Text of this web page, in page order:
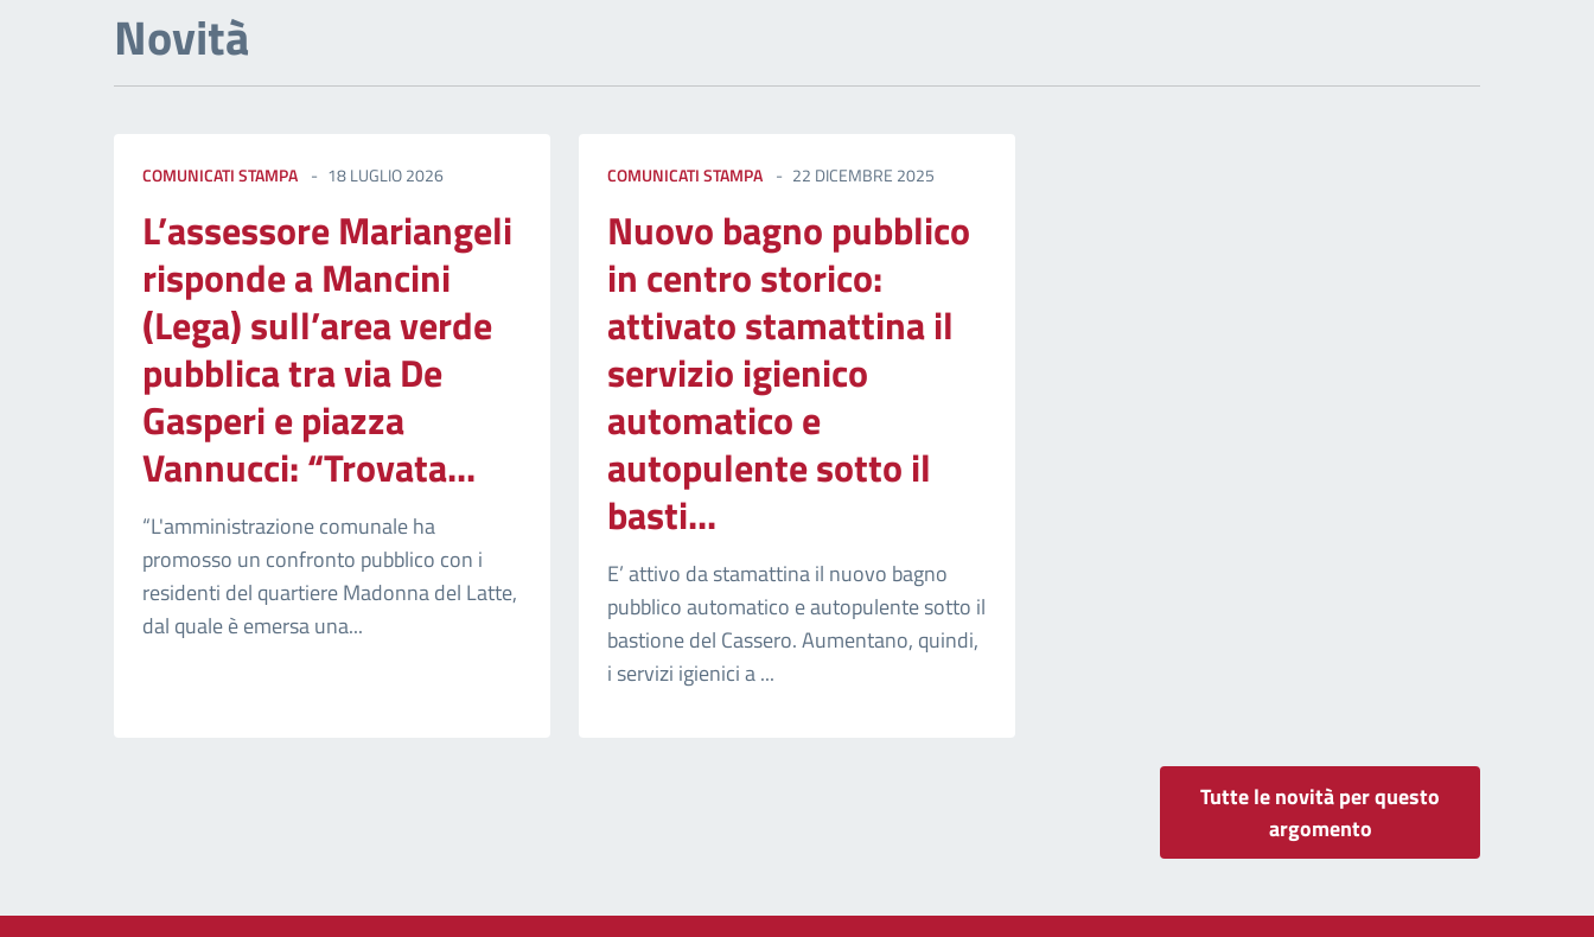
Novità
COMUNICATI STAMPA 18 LUGLIO 2026
L’assessore Mariangeli
risponde a Mancini
(Lega) sull’area verde
pubblica tra via De
Gasperi e piazza
Vannucci: “Trovata...
“L'amministrazione comunale ha
promosso un confronto pubblico con i
residenti del quartiere Madonna del Latte,
dal quale è emersa una...
COMUNICATI STAMPA 22 DICEMBRE 2025
Nuovo bagno pubblico
in centro storico:
attivato stamattina il
servizio igienico
automatico e
autopulente sotto il
basti...
E’ attivo da stamattina il nuovo bagno
pubblico automatico e autopulente sotto il
bastione del Cassero. Aumentano, quindi,
i servizi igienici a ...
Tutte le novità per questo
argomento